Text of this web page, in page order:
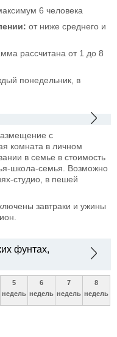
6 человека
от ниже среднего и
рассчитана от 1 до 8
понедельник, в
с
комната в личном
в семье в стоимость
школа-семья. Возможно
студио, в пешей
завтраки и ужины
пансион.
фунтах,
5
недель
6
недель
7
недель
8
недель